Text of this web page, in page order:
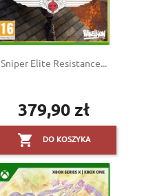
Sniper Elite Resistance...
Cena
379,90 zł
 DO KOSZYKA